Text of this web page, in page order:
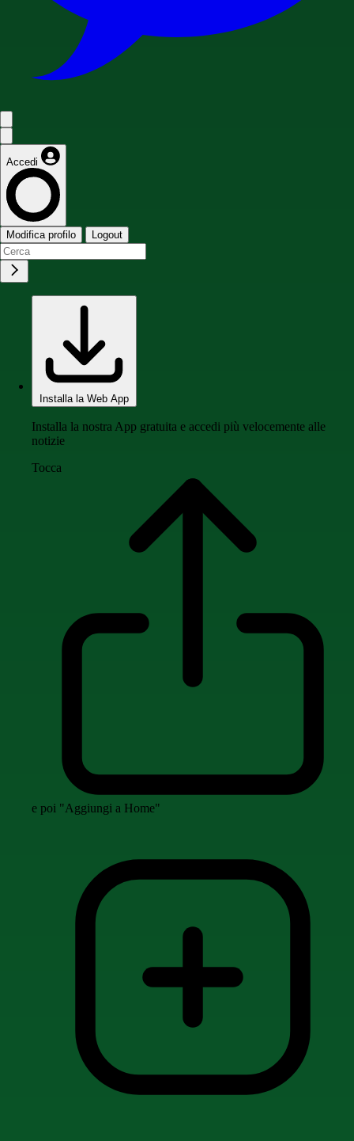
Accedi
Modifica profilo Logout
Installa la Web App
Installa la nostra App gratuita e accedi più velocemente alle
notizie
Tocca
e poi "Aggiungi a Home"